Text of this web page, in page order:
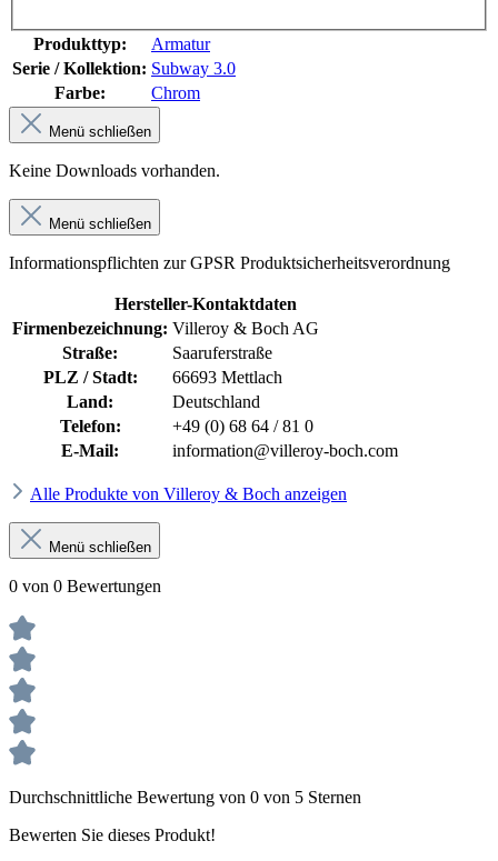
Produkttyp:
Armatur
Serie / Kollektion: Subway 3.0
Farbe:
Chrom
Menü schließen
Keine Downloads vorhanden.
Menü schließen
Informationspflichten zur GPSR Produktsicherheitsverordnung
Hersteller-Kontaktdaten
Firmenbezeichnung: Villeroy & Boch AG
Straße:
Saaruferstraße
PLZ / Stadt:
66693 Mettlach
Land:
Deutschland
Telefon:
+49 (0) 68 64 / 81 0
E-Mail:
information@villeroy-boch.com
Alle Produkte von Villeroy & Boch anzeigen
Menü schließen
0 von 0 Bewertungen
Durchschnittliche Bewertung von 0 von 5 Sternen
Bewerten Sie dieses Produkt!